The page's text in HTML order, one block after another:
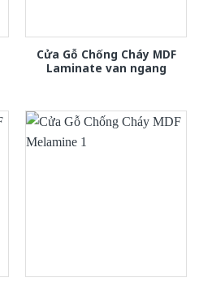
Cửa Gỗ Chống Cháy MDF
Laminate van ngang